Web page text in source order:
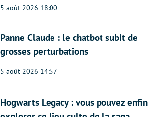
5 août 2026 18:00
Panne Claude : le chatbot subit de
grosses perturbations
5 août 2026 14:57
Hogwarts Legacy : vous pouvez enfin